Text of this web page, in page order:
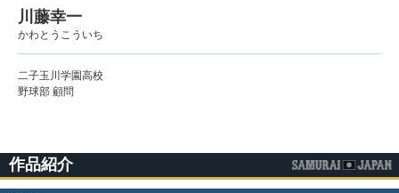
川藤幸一
かわとうこういち
二子玉川学園高校
野球部 顧問
作品紹介